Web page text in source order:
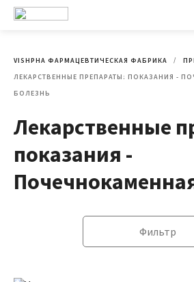
VISHPHA ФАРМАЦЕВТИЧЕСКАЯ ФАБРИКА
ЛЕКАРСТВЕННЫЕ ПРЕПАРАТЫ: ПОКАЗАНИЯ -
БОЛЕЗНЬ
Лекарственные
показания -
Фильтр